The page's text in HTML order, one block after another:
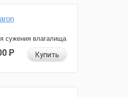
сужения влагалища
Р Купить